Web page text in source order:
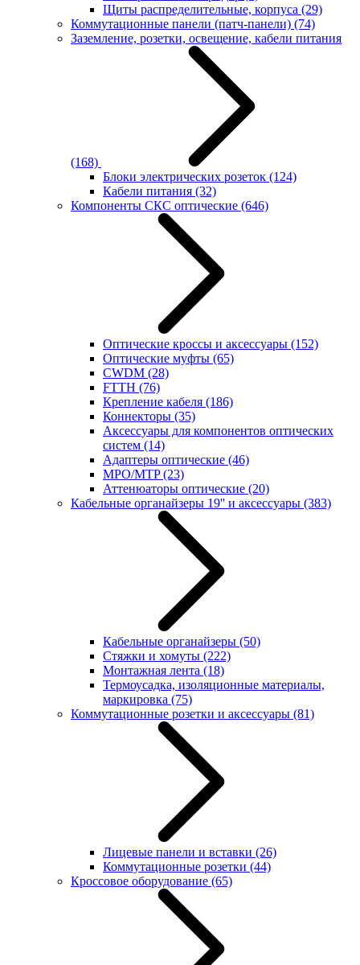
Щиты распределительные, корпуса (29)
Коммутационные панели (патч-панели) (74)
Заземление, розетки, освещение, кабели питания
(168)
Блоки электрических розеток (124)
Кабели питания (32)
Компоненты СКС оптические (646)
Оптические кроссы и аксессуары (152)
Оптические муфты (65)
CWDM (28)
FTTH (76)
Крепление кабеля (186)
Коннекторы (35)
Аксессуары для компонентов оптических
систем (14)
Адаптеры оптические (46)
MPO/MTP(23)
Аттенюаторы оптические (20)
Кабельные органайзеры 19'' и аксессуары (383)
Кабельные органайзеры (50)
Стяжки и хомуты (222)
Монтажная лента (18)
Термоусадка, изоляционные материалы,
маркировка (75)
Коммутационные розетки и аксессуары (81)
Лицевые панели и вставки (26)
Коммутационные розетки (44)
Кроссовое оборудование (65)